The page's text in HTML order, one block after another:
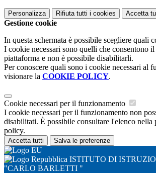
Personalizza Rifiuta tutti i cookies Accetta
Gestione cookie
In questa schermata è possibile scegliere quali
I cookie necessari sono quelli che consentono
piattaforma e non è possibile disabilitarli.
Per conoscere quali sono i cookie necessari al
visionare la COOKIE POLICY.
Cookie necessari per il funzionamento
I cookie necessari per il funzionamento non
disabilitati. È possibile consultare l'elenco nella
policy.
Accetta tutti Salva le preferenze
ISTITUTO DI
"CARLO BARLETTI "